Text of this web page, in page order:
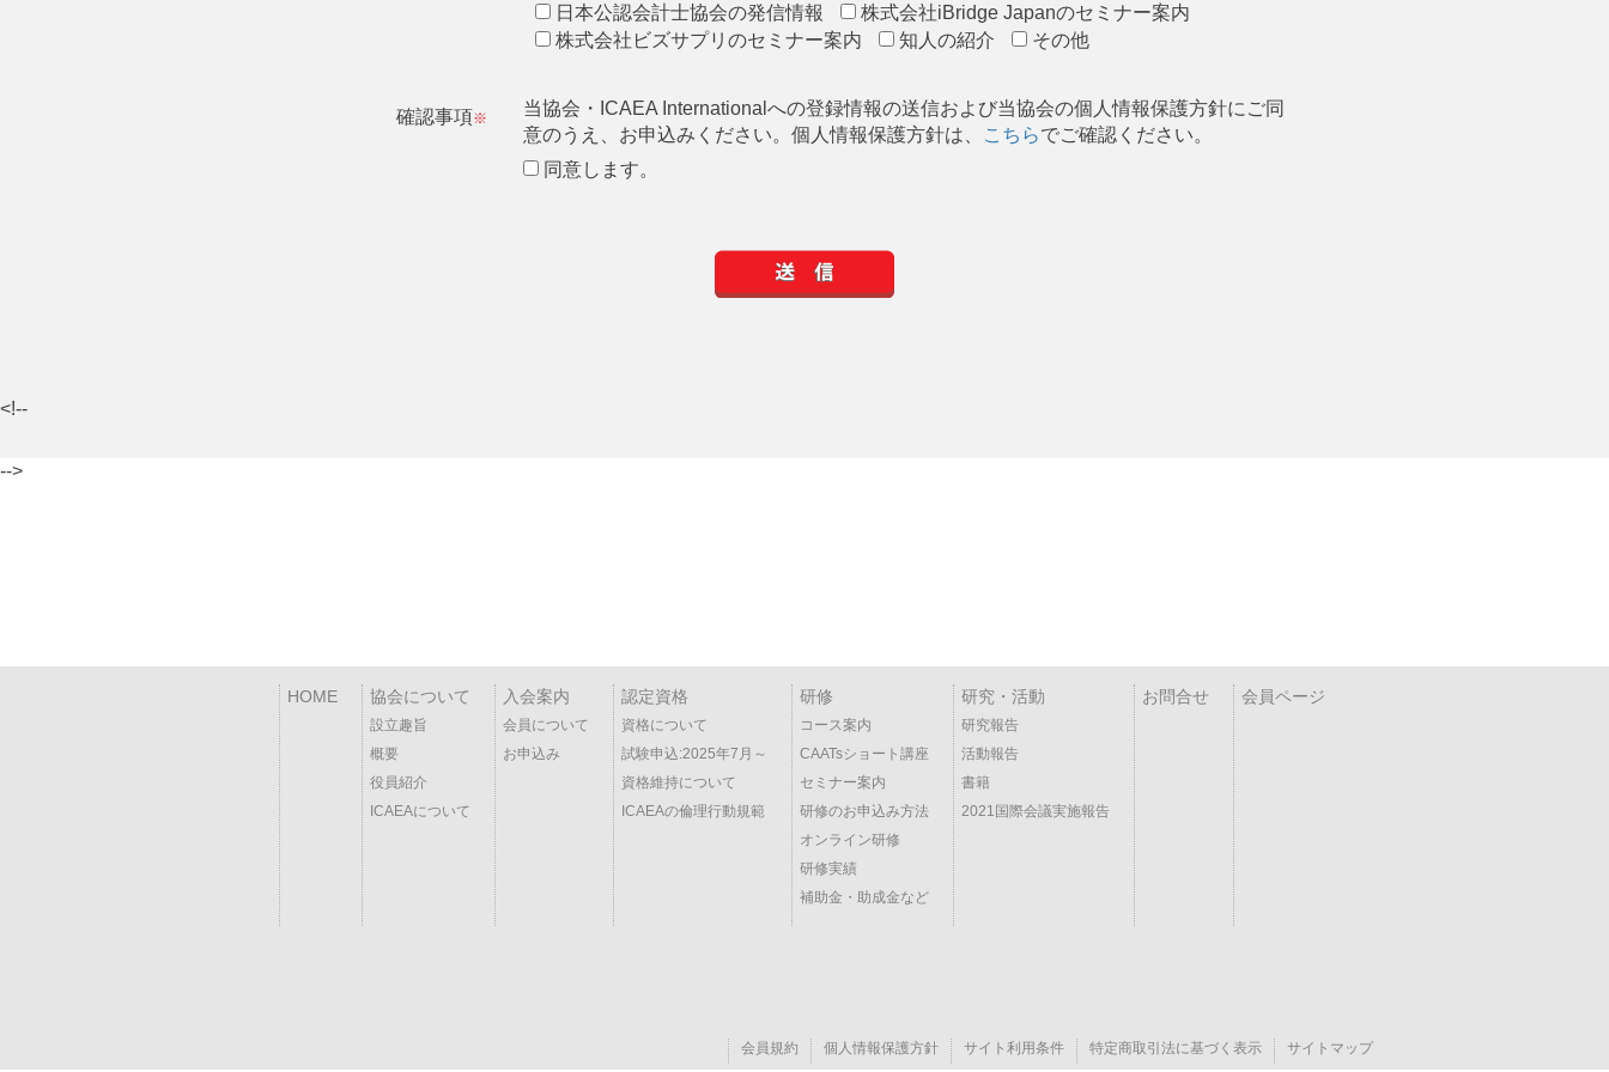
日本公認会計士協会の発信情報
株式会社iBridge Japanのセミナー案内
株式会社ビズサプリのセミナー案内
知人の紹介 その他
確認事項※
当協会・ICAEA Internationalへの登録情報の送信および当協会の個人情報保護方針にご同
意のうえ、お申込みください。個人情報保護方針は、
こちらでご確認ください。
同意します。
<!--
-->
HOME 協会について
設立趣旨
概要
役員紹介
ICAEAについて
入会案内
会員について
お申込み
認定資格
資格について
試験申込:2025年7月～
資格維持について
ICAEAの倫理行動規範
研修
コース案内
CAATsショート講座
セミナー案内
研修のお申込み方法
オンライン研修
研修実績
補助金・助成金など
研究・活動
研究報告
活動報告
書籍
2021国際会議実施報告
お問合せ 会員ページ
会員規約 個人情報保護方針 サイト利用条件 特定商取引法に基づく表示 サイトマップ